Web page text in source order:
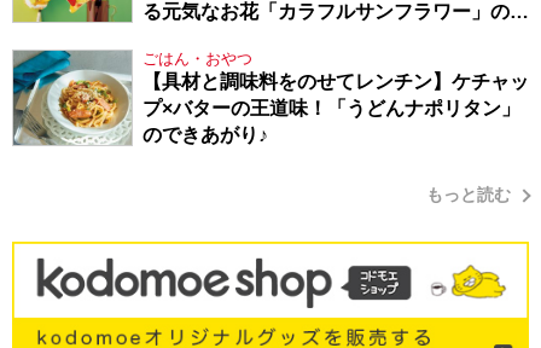
る元気なお花「カラフルサンフラワー」の作
ごはん・おやつ
【具材と調味料をのせてレンチン】ケチャッ
プ×バターの王道味！「うどんナポリタン」
のできあがり♪
もっと読む